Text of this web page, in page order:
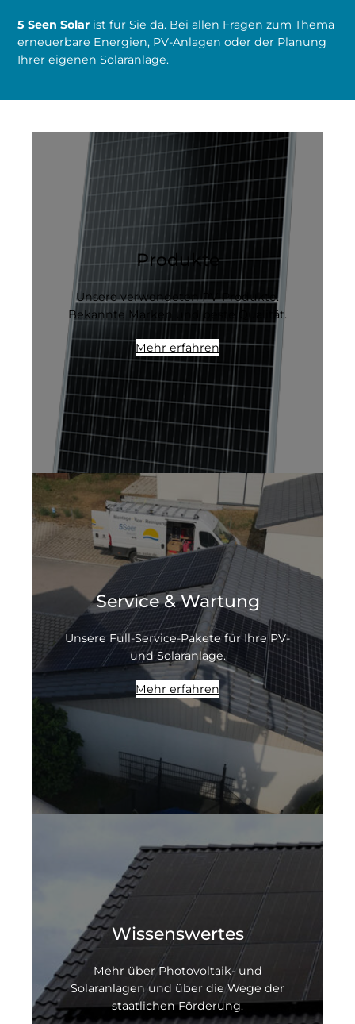
5 Seen Solar ist für Sie da. Bei allen Fragen zum Thema
erneuerbare Energien, PV-Anlagen oder der Planung
Ihrer eigenen Solaranlage.
Produkte
Unsere verwendeten PV-Produkte.
Bekannte Marken und beste Qualität.
Mehr erfahren
Service & Wartung
Unsere Full-Service-Pakete für Ihre PV-
und Solaranlage.
Mehr erfahren
Wissenswertes
Mehr über Photovoltaik- und
Solaranlagen und über die Wege der
staatlichen Förderung.